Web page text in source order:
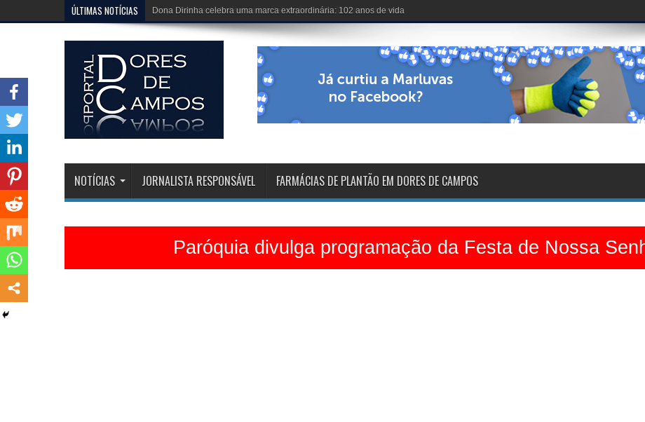
ÚLTIMAS NOTÍCIAS Igreja Matriz está belíssima e celebrações voltarão na sexta-feira
NOTÍCIAS JORNALISTA RESPONSÁVEL FARMÁCIAS DE PLANTÃO EM DORES DE CAMPOS
Paróquia divulga programação da Festa de Nossa